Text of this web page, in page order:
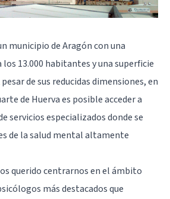
municipio de Aragón con una
13.000 habitantes y una superficie
de sus reducidas dimensiones, en
de Huerva es posible acceder a
servicios especializados donde se
de la salud mental altamente
querido centrarnos en el ámbito
más destacados que